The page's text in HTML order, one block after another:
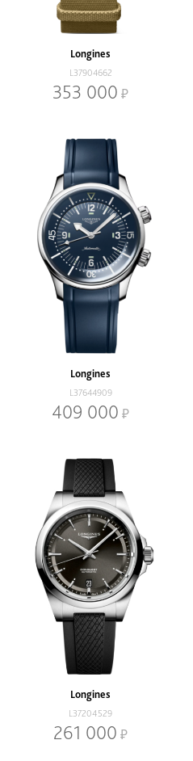
Наличие
В наличии
Кварцевый
Браслет
Диаметр, мм
Longines
L37904662
353 000
Longines
L37644909
409 000
Longines
L37204529
261 000